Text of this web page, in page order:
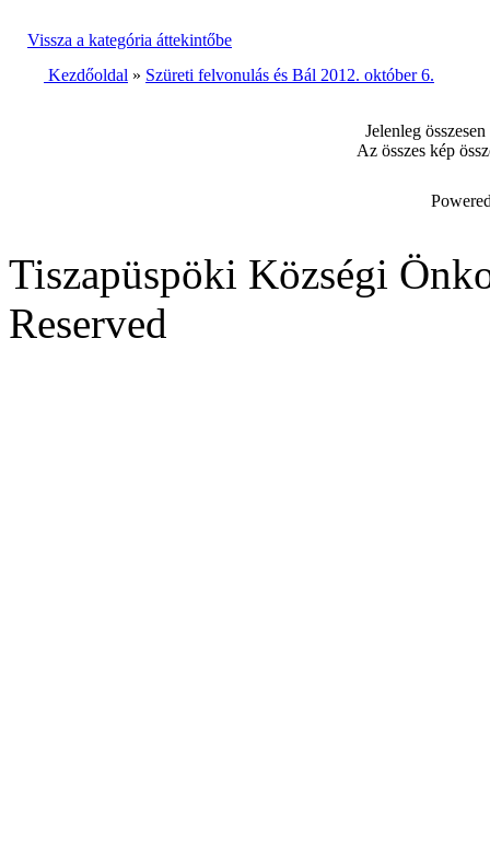
Vissza a kategória áttekintőbe
Kezdőoldal » Szüreti felvonulás és Bál 2012. október 6.
Jelenleg
Az összes kép
Tiszapüspöki Községi
Reserved